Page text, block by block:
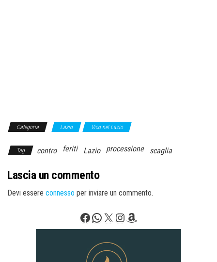
Categoria Lazio Vico nel Lazio
Tag contro feriti Lazio processione scaglia
Lascia un commento
Devi essere connesso per inviare un commento.
Facebook
WhatsApp
X Instagram
Amazon